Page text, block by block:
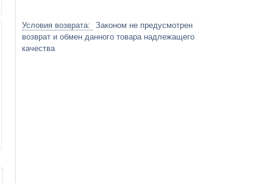
Законом не предусмотрен
возврат и обмен данного товара надлежащего
качества